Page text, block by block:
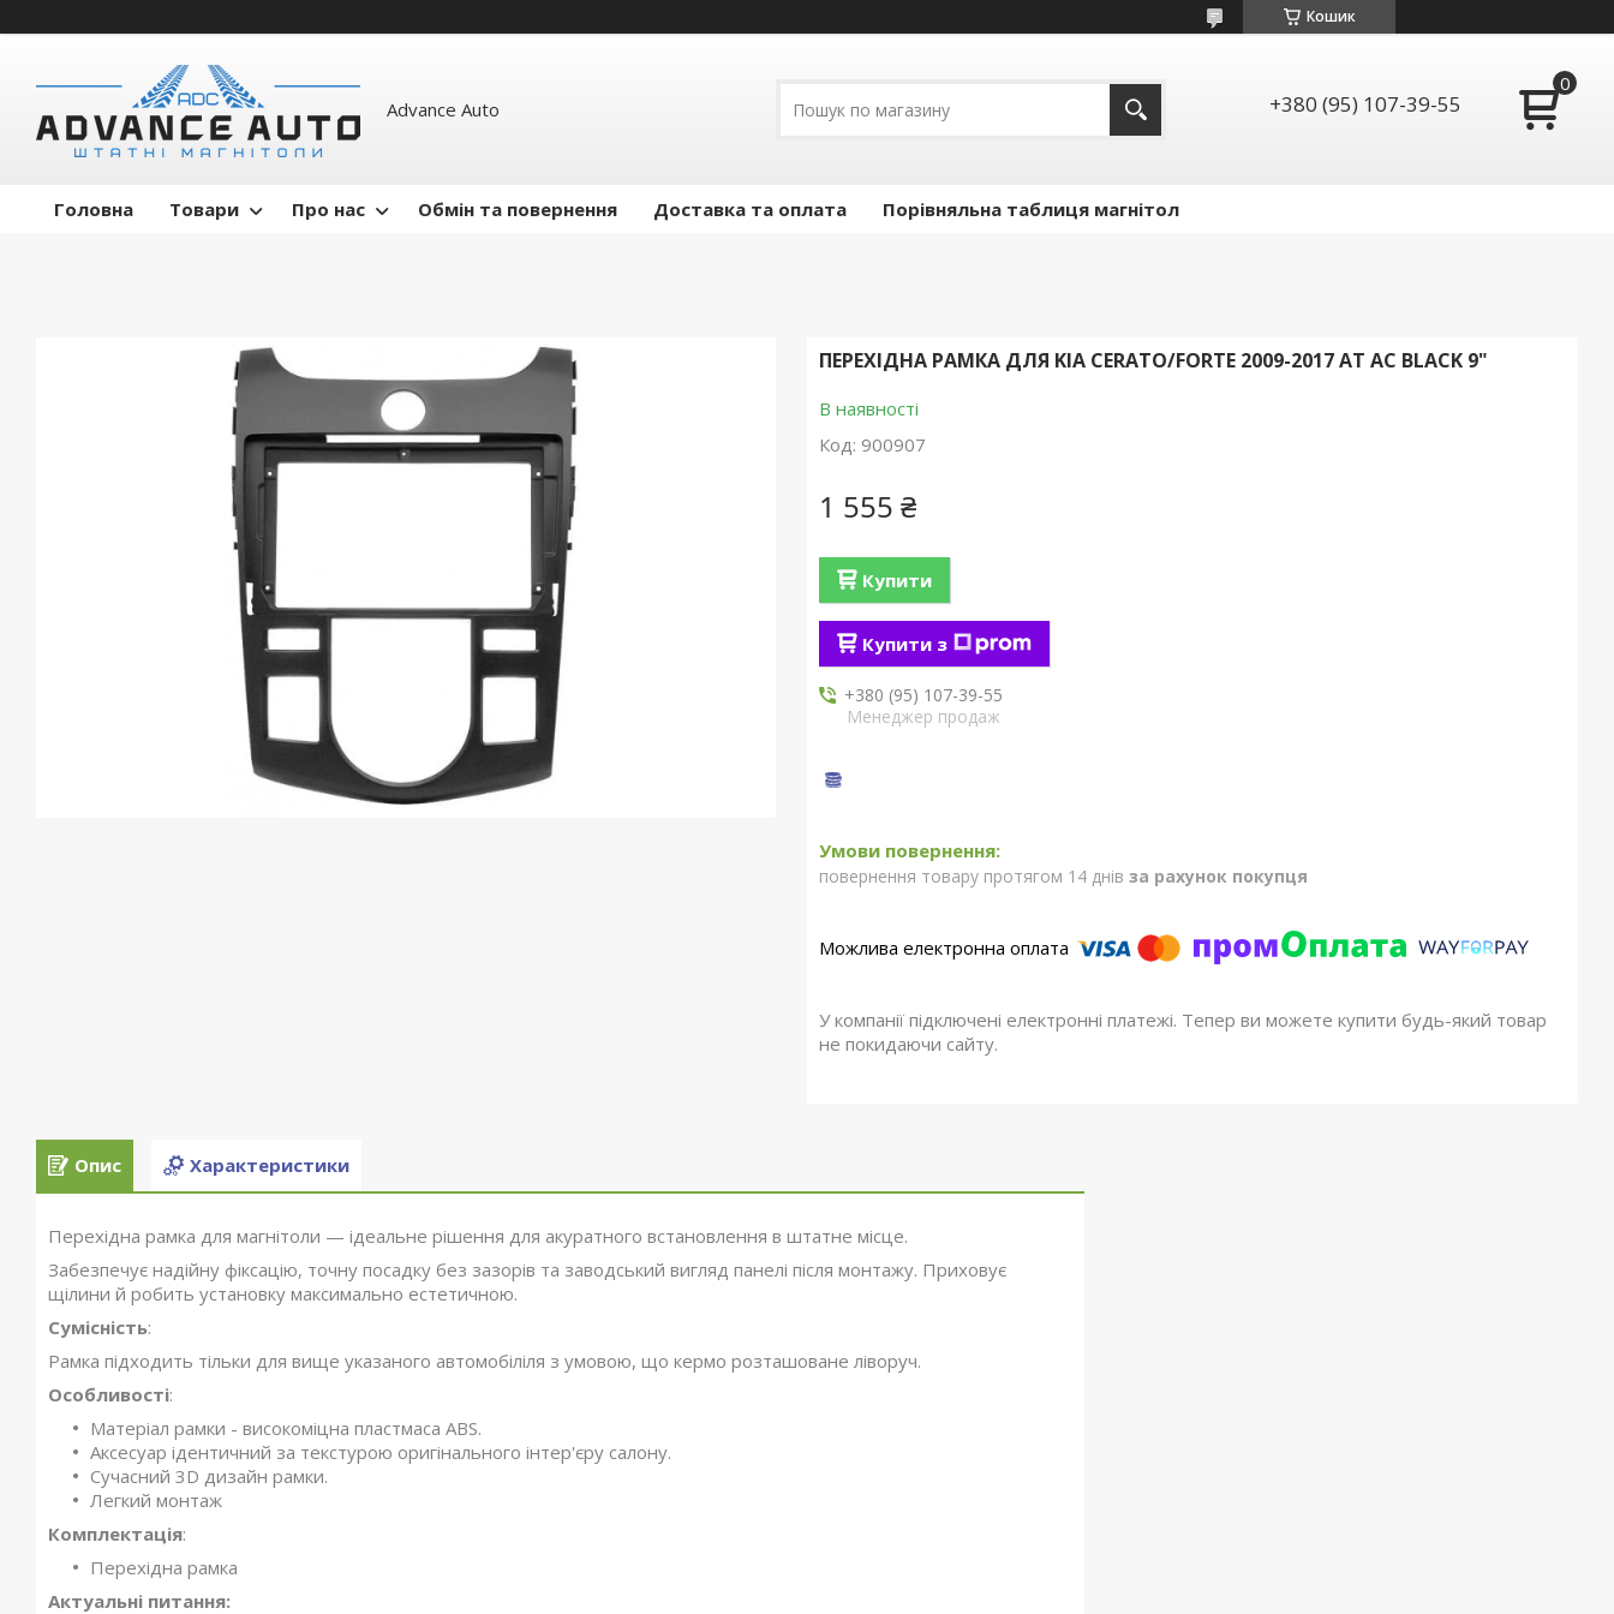
Кошик
Advance Auto +380 (95) 107-39-55
Головна Товари Про нас Обмін та повернення Доставка та оплата Порівняльна таблиця магнітол
ПЕРЕХІДНА РАМКА ДЛЯ KIA CERATO/FORTE 2009-2017 AT AC BLACK 9"
В наявності
Код: 900907
1 555 ₴
Купити
Купити з
+380 (95) 107-39-55
Менеджер продаж
повернення товару протягом 14 днів за рахунок покупця
У компанії підключені електронні платежі. Тепер ви можете купити будь-який товар
не покидаючи сайту.
Опис Характеристики
Перехідна рамка для магнітоли — ідеальне рішення для акуратного встановлення в штатне місце.
Забезпечує надійну фіксацію, точну посадку без зазорів та заводський вигляд панелі після монтажу. Приховує
щілини й робить установку максимально естетичною.
Сумісність:
Рамка підходить тільки для вище указаного автомобіліля з умовою, що кермо розташоване ліворуч.
Особливості:
Матеріал рамки - високоміцна пластмаса ABS.
Аксесуар ідентичний за текстурою оригінального інтер'єру салону.
Сучасний 3D дизайн рамки.
Легкий монтаж
Комплектація:
Перехідна рамка
Актуальні питання: